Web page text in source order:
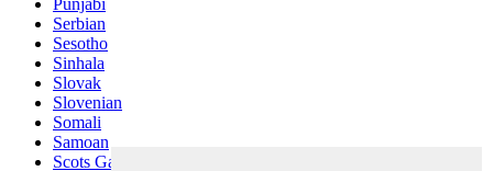
Punjabi
Serbian
Sesotho
Sinhala
Slovak
Slovenian
Somali
Samoan
Scots Gaelic